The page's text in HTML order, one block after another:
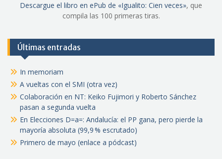
Descargue el libro en ePub de «Igualito: Cien veces», que
compila las 100 primeras tiras.
Últimas entradas
In memoriam
A vueltas con el SMI (otra vez)
Colaboración en NT: Keiko Fujimori y Roberto Sánchez
pasan a segunda vuelta
En Elecciones D=a=: Andalucía: el PP gana, pero pierde la
mayoría absoluta (99,9 % escrutado)
Primero de mayo (enlace a pódcast)